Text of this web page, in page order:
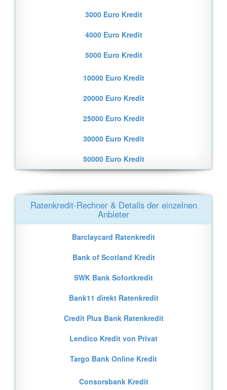
3000 Euro Kredit
4000 Euro Kredit
5000 Euro Kredit
10000 Euro Kredit
20000 Euro Kredit
25000 Euro Kredit
30000 Euro Kredit
50000 Euro Kredit
Ratenkredit-Rechner & Details der einzelnen
Anbieter
Barclaycard Ratenkredit
Bank of Scotland Kredit
SWK Bank Sofortkredit
Bank11 direkt Ratenkredit
Credit Plus Bank Ratenkredit
Lendico Kredit von Privat
Targo Bank Online Kredit
Consorsbank Kredit